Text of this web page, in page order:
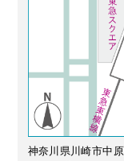
神奈川県川崎市中